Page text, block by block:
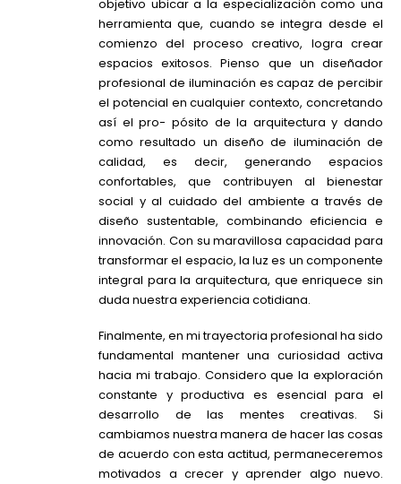
objetivo ubicar a la especialización como una
herramienta que, cuando se integra desde el
comienzo del proceso creativo, logra crear
espacios exitosos. Pienso que un diseñador
profesional de iluminación es capaz de percibir
el potencial en cualquier contexto, concretando
así el pro- pósito de la arquitectura y dando
como resultado un diseño de iluminación de
calidad, es decir, generando espacios
confortables, que contribuyen al bienestar
social y al cuidado del ambiente a través de
diseño sustentable, combinando eficiencia e
innovación. Con su maravillosa capacidad para
transformar el espacio, la luz es un componente
integral para la arquitectura, que enriquece sin
duda nuestra experiencia cotidiana.
Finalmente, en mi trayectoria profesional ha sido
fundamental mantener una curiosidad activa
hacia mi trabajo. Considero que la exploración
constante y productiva es esencial para el
desarrollo de las mentes creativas. Si
cambiamos nuestra manera de hacer las cosas
de acuerdo con esta actitud, permaneceremos
motivados a crecer y aprender algo nuevo.